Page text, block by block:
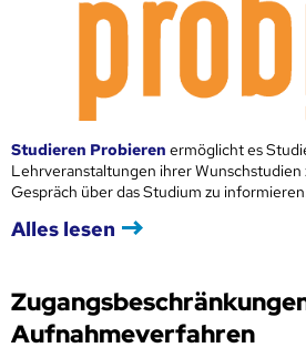
Studieren Probieren ermöglicht es
Lehrveranstaltungen ihrer Wunschstudien
Gespräch über das Studium zu
Alles lesen
Aufnahmeverfahren